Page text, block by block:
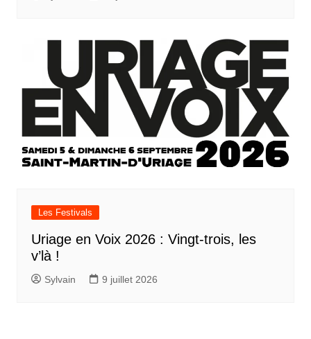
Les Festivals
Uriage en Voix 2026 : Vingt-trois, les
v’là !
Sylvain 9 juillet 2026